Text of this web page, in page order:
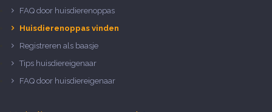
FAQ door huisdierenoppas
Huisdierenoppas vinden
Registreren als baasje
Tips huisdiereigenaar
FAQ door huisdiereigenaar